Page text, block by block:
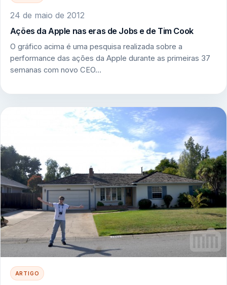
24 de maio de 2012
Ações da Apple nas eras de Jobs e de Tim Cook
O gráfico acima é uma pesquisa realizada sobre a
performance das ações da Apple durante as primeiras 37
semanas com novo CEO…
ARTIGO